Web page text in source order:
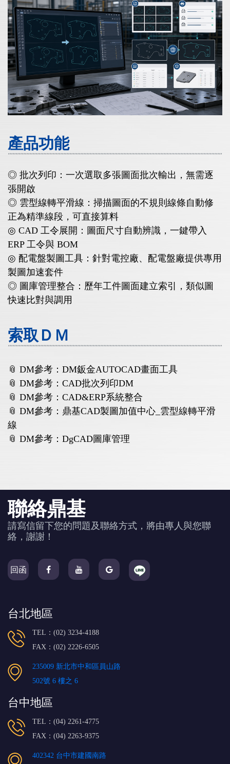
產品功能
◎ 批次列印：一次選取多張圖面批次輸出，無需逐
張開啟
◎ 雲型線轉平滑線：掃描圖面的不規則線條自動修
正為精準線段，可直接算料
◎ CAD 工令展開：圖面尺寸自動辨識，一鍵帶入
ERP 工令與 BOM
◎ 配電盤製圖工具：針對電控廠、配電盤廠提供專用
製圖加速套件
◎ 圖庫管理整合：歷年工件圖面建立索引，類似圖
快速比對與調用
索取ＤＭ
📎 DM參考：DM鈑金AUTOCAD畫面工具
📎 DM參考：CAD批次列印DM
📎 DM參考：CAD&ERP系統整合
📎 DM參考：鼎基CAD製圖加值中心_雲型線轉平滑
線
📎 DM參考：DgCAD圖庫管理
聯絡鼎基
請寫信留下您的問題及聯絡方式，將由專人與您聯
絡，謝謝！
回函
台北地區
TEL：(02) 3234-4188
FAX：(02) 2226-6505
235009 新北市中和區員山路
502號 6 樓之 6
台中地區
TEL：(04) 2261-4775
FAX：(04) 2263-9375
402342 台中市建國南路